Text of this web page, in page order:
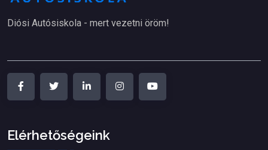
Diósi Autósiskola - mert vezetni öröm!
Elérhetőségeink